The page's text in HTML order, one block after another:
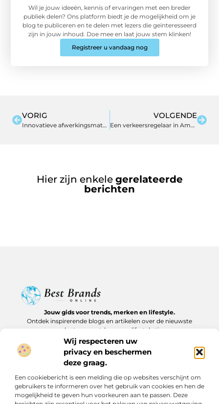
Wij respecteren uw
privacy en beschermen
deze graag.
Een cookiebericht is een melding die op websites verschijnt om
gebruikers te informeren over het gebruik van cookies en hen de
mogelijkheid te geven hun voorkeuren aan te passen. Deze
Wil je jouw ideeën, kennis of ervaringen met een breder
publiek delen? Ons platform biedt je de mogelijkheid om je
blog te publiceren en te delen met lezers die geïnteresseerd
zijn in jouw inhoud. Doe mee en laat jouw stem klinken!
Registreer u vandaag nog
VORIG
Innovatieve afwerkingsmaterialen voor bouwprojecten
VOLGENDE
Een verkeersregelaar in Amsterdam: wanneer en hoe?
Hier zijn enkele gerelateerde
berichten
Jouw gids voor trends, merken en lifestyle.
Ontdek inspirerende blogs en artikelen over de nieuwste
producten, must-haves en lifestyle tips.
Bericht categorie
Onze informatie